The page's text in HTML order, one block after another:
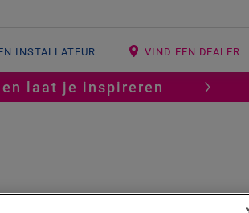
INSTALLATEUR VIND EEN DEALER
laat je inspireren